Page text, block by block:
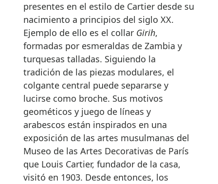
presentes en el estilo de Cartier desde su
nacimiento a principios del siglo XX.
Ejemplo de ello es el collar Girih,
formadas por esmeraldas de Zambia y
turquesas talladas. Siguiendo la
tradición de las piezas modulares, el
colgante central puede separarse y
lucirse como broche. Sus motivos
geométicos y juego de líneas y
arabescos están inspirados en una
exposición de las artes musulmanas del
Museo de las Artes Decorativas de París
que Louis Cartier, fundador de la casa,
visitó en 1903. Desde entonces, los